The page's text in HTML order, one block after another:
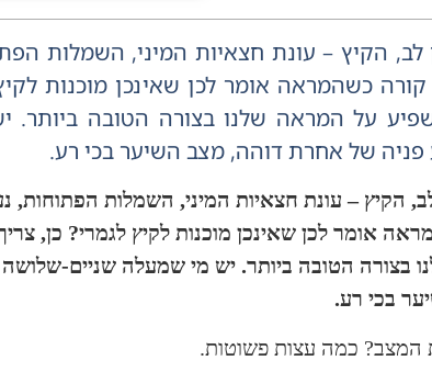
הקיץ – עונת חצאיות המיני, השמלות
כשהמראה אומר לכן שאינכן מוכנות
על המראה שלנו בצורה הטובה ביותר.
פניה של אחרת דוהה, מצב השיער בכי רע.
הקיץ– עונת חצאיות המיני, השמלות הפתוחות,
אומר לכן שאינכן מוכנות לקיץ לגמרי? כן,
בצורה הטובה ביותר. יש מי שמעלה שניים-
בכי רע.
המצב? כמה עצות פשוטות.